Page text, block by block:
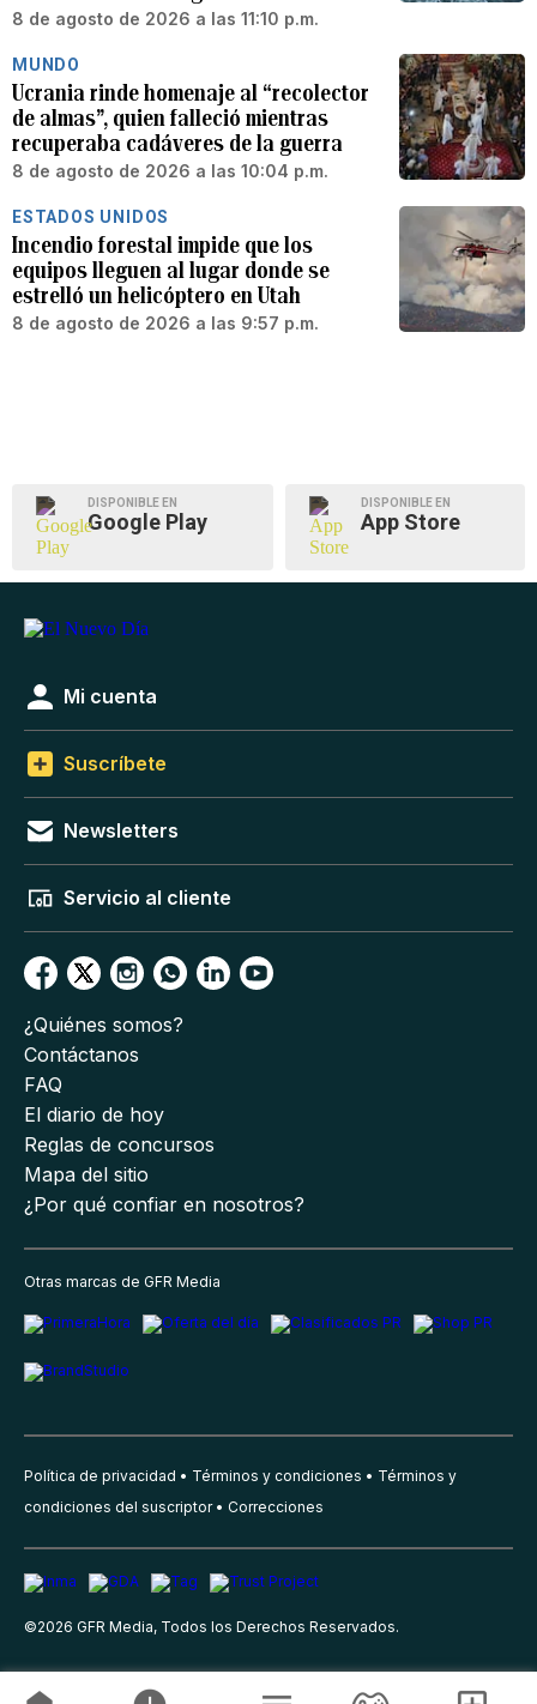
8 de agosto de 2026 a las 11:10 p.m.
MUNDO
Ucrania rinde homenaje al “recolector
de almas”, quien falleció mientras
recuperaba cadáveres de la guerra
8 de agosto de 2026 a las 10:04 p.m.
ESTADOS UNIDOS
Incendio forestal impide que los
equipos lleguen al lugar donde se
estrelló un helicóptero en Utah
8 de agosto de 2026 a las 9:57 p.m.
DISPONIBLE EN
Google Play
DISPONIBLE EN
App Store
Mi cuenta
Suscríbete
Newsletters
Servicio al cliente
¿Quiénes somos?
Contáctanos
FAQ
El diario de hoy
Reglas de concursos
Mapa del sitio
¿Por qué confiar en nosotros?
Otras marcas de GFR Media
Política de privacidad Términos y condiciones
Términos y
condiciones del suscriptor
Correcciones
©2026 GFR Media, Todos los Derechos Reservados.